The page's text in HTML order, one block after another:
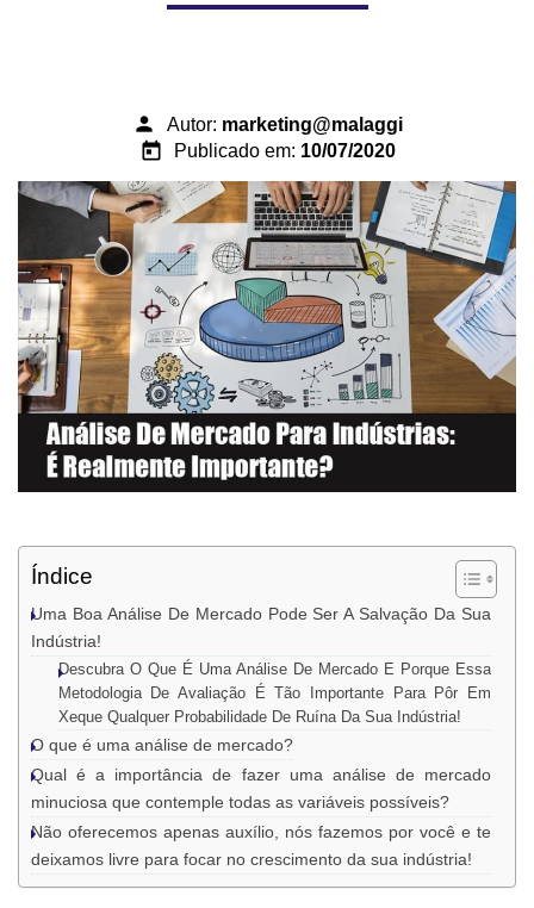
person Autor: marketing@malaggi
today Publicado em: 10/07/2020
Índice
Uma Boa Análise De Mercado Pode Ser A Salvação Da Sua
Indústria!
Descubra O Que É Uma Análise De Mercado E Porque Essa
Metodologia De Avaliação É Tão Importante Para Pôr Em
Xeque Qualquer Probabilidade De Ruína Da Sua Indústria!
O que é uma análise de mercado?
Qual é a importância de fazer uma análise de mercado
minuciosa que contemple todas as variáveis possíveis?
Não oferecemos apenas auxílio, nós fazemos por você e te
deixamos livre para focar no crescimento da sua indústria!